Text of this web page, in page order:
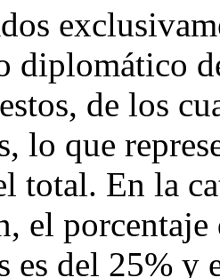
diplomático
de los
lo que
total. En la
el
es del 25% y